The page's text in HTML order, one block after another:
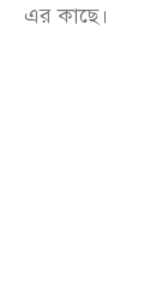
এর কাছে।